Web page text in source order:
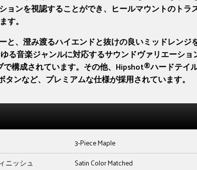
ンを視認することができ、ヒールマウントのトラ
す。
、澄み渡るハイエンドと抜けの良いミッドレンジ
る音楽ジャンルに対応するサウンドヴァリエーショ
構成されています。その他、Hipshot®ハードテイ
ンなど、プレミアムな仕様が採用されています。
3-Piece Maple
ニッシュ
Satin Color Matched